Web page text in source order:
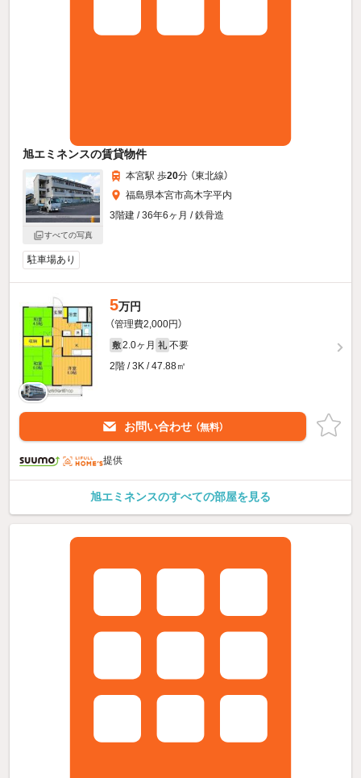
旭エミネンスの賃貸物件
すべての写真
本宮駅 歩20分 （東北線）
福島県本宮市高木字平内
3階建 / 36年6ヶ月 / 鉄骨造
駐車場あり
5万円
（管理費2,000円）
敷 2.0ヶ月 礼 不要
2階 / 3K / 47.88㎡
お問い合わせ （無料）
提供
旭エミネンスのすべての部屋を見る